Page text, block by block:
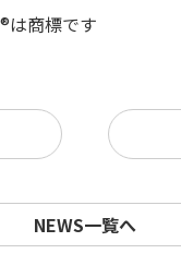
は商標です
NEWS一覧へ